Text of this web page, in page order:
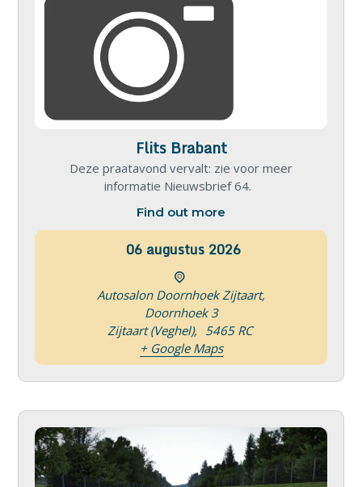
Flits Brabant
Deze praatavond vervalt: zie voor meer
informatie Nieuwsbrief 64.
Find out more
06 augustus 2026
Autosalon Doornhoek Zijtaart,
Doornhoek 3
Zijtaart (Veghel), 5465 RC
+ Google Maps